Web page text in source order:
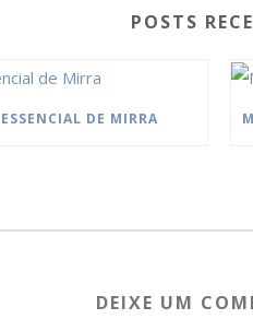
POSTS
DE MIRRA
DEIXE UM